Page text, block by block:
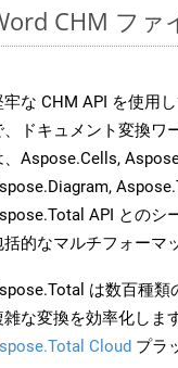
CHM ファ
牢な CHM API を使用
、ドキュメント変換ワ
、Aspose.Cells,
API とのシ
括的なマルチフォーマ
は数百種類
雑な変換を効率化しま
Cloud プラ